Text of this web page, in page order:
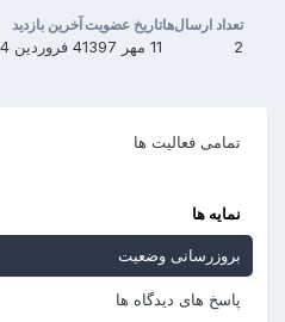
تعداد ارسال‌ها
2
تاریخ عضویت
11 مهر 1397
آخرین بازدید
4 فروردین 1404
تمامی فعالیت ها
نمایه ها
بروزرسانی وضعیت
پاسخ های دیدگاه ها